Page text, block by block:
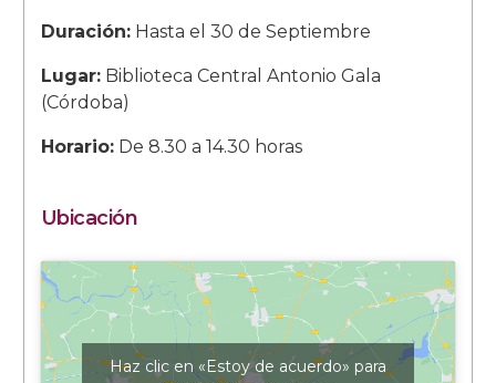
Duración:Hasta el 30 de Septiembre
Lugar:Biblioteca Central Antonio Gala
(Córdoba)
Horario:De 8.30 a 14.30 horas
Ubicación
Haz clic en «Estoy de acuerdo» para